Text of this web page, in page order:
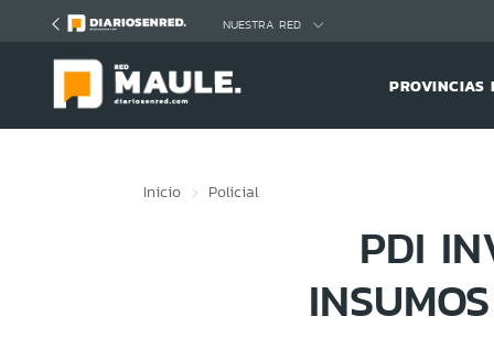
NUESTRA RED
PROVINCIAS
Inicio Policial
PDI